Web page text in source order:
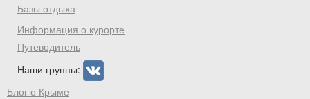
Базы отдыха
Информация о курорте
Путеводитель
Наши группы:
Блог о Крыме